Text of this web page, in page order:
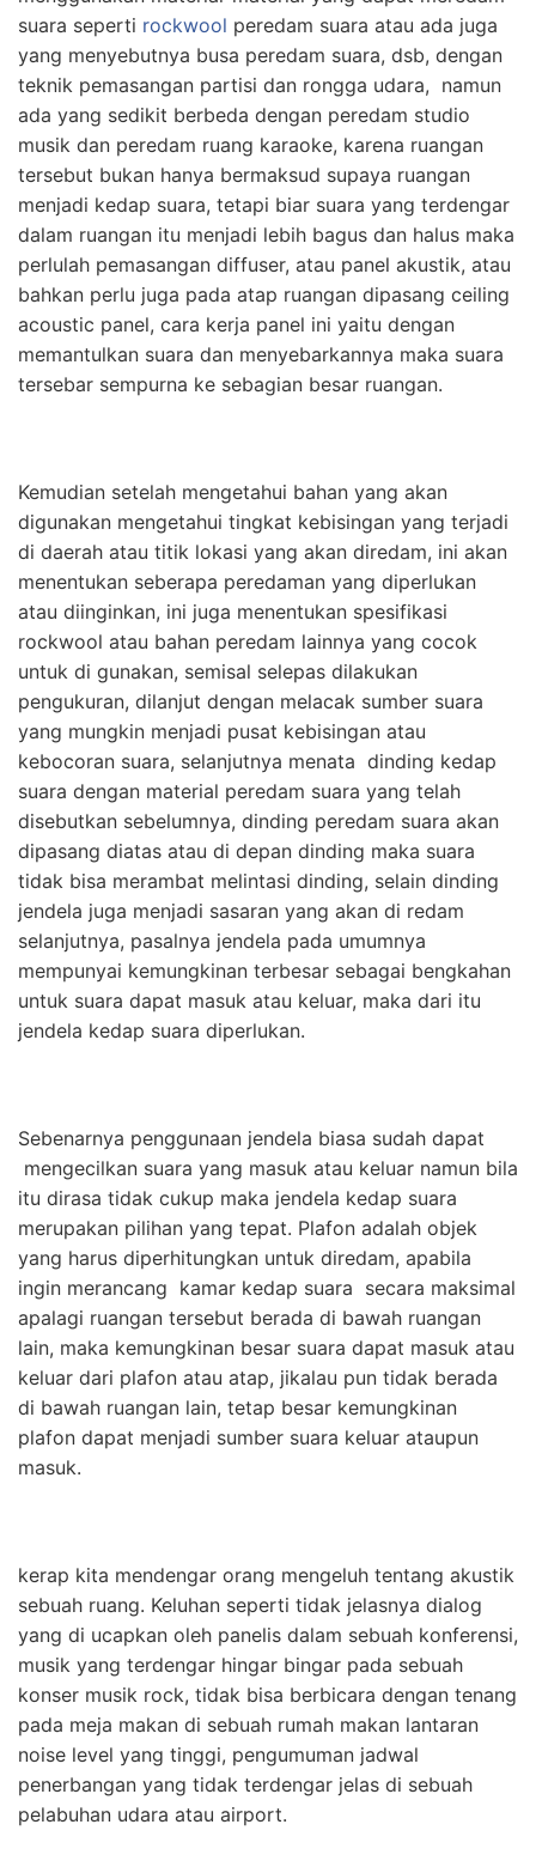
suara seperti rockwool peredam suara atau ada juga
yang menyebutnya busa peredam suara, dsb, dengan
teknik pemasangan partisi dan rongga udara, namun
ada yang sedikit berbeda dengan peredam studio
musik dan peredam ruang karaoke, karena ruangan
tersebut bukan hanya bermaksud supaya ruangan
menjadi kedap suara, tetapi biar suara yang terdengar
dalam ruangan itu menjadi lebih bagus dan halus maka
perlulah pemasangan diffuser, atau panel akustik, atau
bahkan perlu juga pada atap ruangan dipasang ceiling
acoustic panel, cara kerja panel ini yaitu dengan
memantulkan suara dan menyebarkannya maka suara
tersebar sempurna ke sebagian besar ruangan.
Kemudian setelah mengetahui bahan yang akan
digunakan mengetahui tingkat kebisingan yang terjadi
di daerah atau titik lokasi yang akan diredam, ini akan
menentukan seberapa peredaman yang diperlukan
atau diinginkan, ini juga menentukan spesifikasi
rockwool atau bahan peredam lainnya yang cocok
untuk di gunakan, semisal selepas dilakukan
pengukuran, dilanjut dengan melacak sumber suara
yang mungkin menjadi pusat kebisingan atau
kebocoran suara, selanjutnya menata dinding kedap
suara dengan material peredam suara yang telah
disebutkan sebelumnya, dinding peredam suara akan
dipasang diatas atau di depan dinding maka suara
tidak bisa merambat melintasi dinding, selain dinding
jendela juga menjadi sasaran yang akan di redam
selanjutnya, pasalnya jendela pada umumnya
mempunyai kemungkinan terbesar sebagai bengkahan
untuk suara dapat masuk atau keluar, maka dari itu
jendela kedap suara diperlukan.
Sebenarnya penggunaan jendela biasa sudah dapat
mengecilkan suara yang masuk atau keluar namun bila
itu dirasa tidak cukup maka jendela kedap suara
merupakan pilihan yang tepat. Plafon adalah objek
yang harus diperhitungkan untuk diredam, apabila
ingin merancang kamar kedap suara secara maksimal
apalagi ruangan tersebut berada di bawah ruangan
lain, maka kemungkinan besar suara dapat masuk atau
keluar dari plafon atau atap, jikalau pun tidak berada
di bawah ruangan lain, tetap besar kemungkinan
plafon dapat menjadi sumber suara keluar ataupun
masuk.
kerap kita mendengar orang mengeluh tentang akustik
sebuah ruang. Keluhan seperti tidak jelasnya dialog
yang di ucapkan oleh panelis dalam sebuah konferensi,
musik yang terdengar hingar bingar pada sebuah
konser musik rock, tidak bisa berbicara dengan tenang
pada meja makan di sebuah rumah makan lantaran
noise level yang tinggi, pengumuman jadwal
penerbangan yang tidak terdengar jelas di sebuah
pelabuhan udara atau airport.